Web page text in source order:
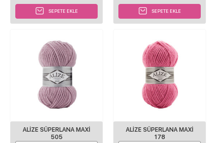
SEPETE EKLE SEPETE EKLE
ALIZE SÜPERLANA MAXI
505
ALIZE SÜPERLANA MAXI
178